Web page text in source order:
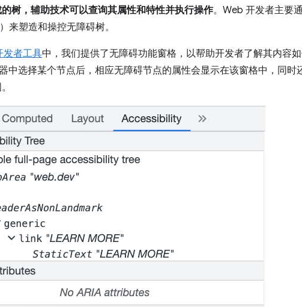
树，辅助技术可以查询其属性和特性并执行操作。Web 开发者主要
）来塑造和操控无障碍树。
发者工具中，我们提供了无障碍功能窗格，以帮助开发者了解其内容
中选择某个节点后，相应无障碍节点的属性会显示在该窗格中，同